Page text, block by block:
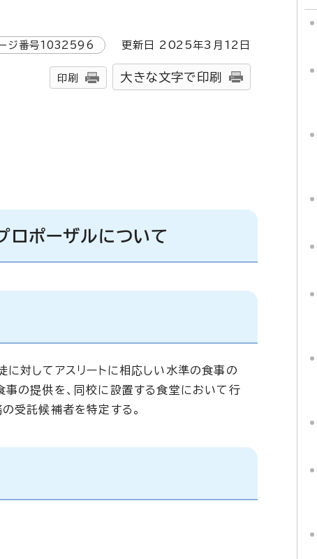
ジ番号1032596 更新日 2025年3月 12 日
印刷 大きな文字で印刷
ロポーザルについて
対してアスリートに相応しい水準の食事の
の提供を、同校に設置する食堂において行
受託候補者を特定する。